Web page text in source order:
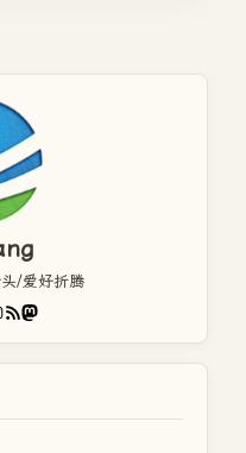
/爱好折腾
RSS FeedMastodon